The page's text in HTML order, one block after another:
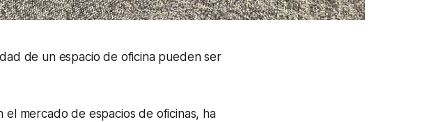
de un espacio de oficina pueden ser
mercado de espacios de oficinas, ha